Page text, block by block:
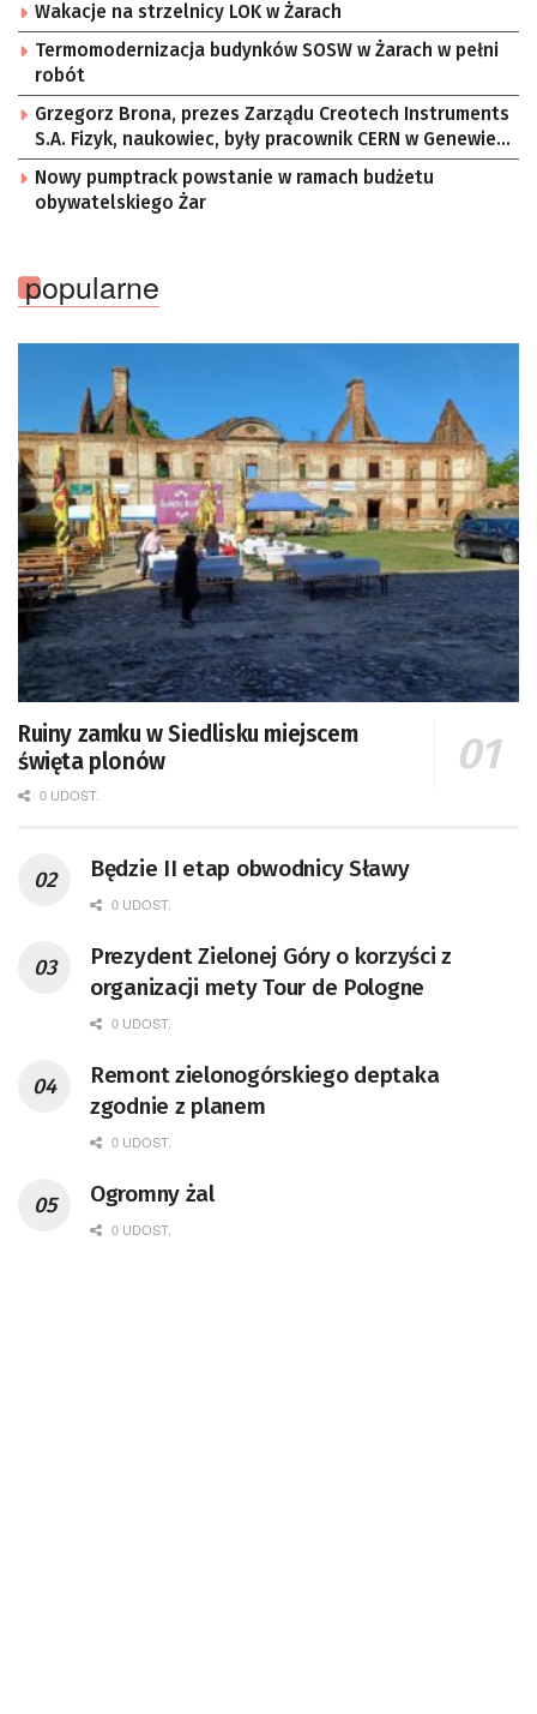
Wakacje na strzelnicy LOK w Żarach
Termomodernizacja budynków SOSW w Żarach w pełni
robót
Grzegorz Brona, prezes Zarządu Creotech Instruments
S.A. Fizyk, naukowiec, były pracownik CERN w Genewie,
przedsiębiorca i nauczyciel akademicki, doktor
habilitowany nauk fizycznych, koordynator Rady
Sektorowej ds. Kompetencji Przemysłu Lotniczo-
Nowy pumptrack powstanie w ramach budżetu
obywatelskiego Żar
popularne
Ruiny zamku w Siedlisku miejscem
święta plonów
0 UDOST.
Będzie II etap obwodnicy Sławy
0 UDOST.
Prezydent Zielonej Góry o korzyści z
organizacji mety Tour de Pologne
0 UDOST.
Remont zielonogórskiego deptaka
zgodnie z planem
0 UDOST.
Ogromny żal
0 UDOST.